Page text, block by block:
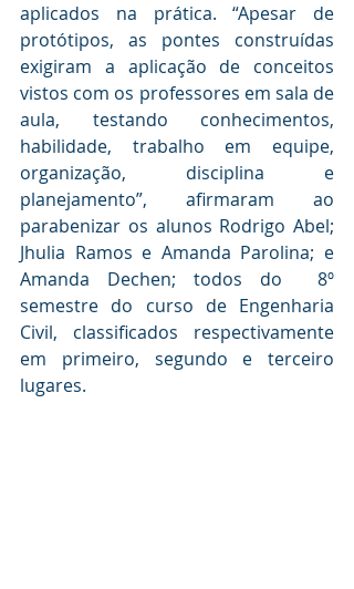
aplicados na prática. “Apesar de
protótipos, as pontes construídas
exigiram a aplicação de conceitos
vistos com os professores em sala de
aula, testando conhecimentos,
habilidade, trabalho em equipe,
organização, disciplina e
planejamento”, afirmaram ao
parabenizar os alunos Rodrigo Abel;
Jhulia Ramos e Amanda Parolina; e
Amanda Dechen; todos do  8º
semestre do curso de Engenharia
Civil, classificados respectivamente
em primeiro, segundo e terceiro
lugares.